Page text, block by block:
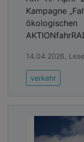
Kampagne
14.04.2026,
verkehr